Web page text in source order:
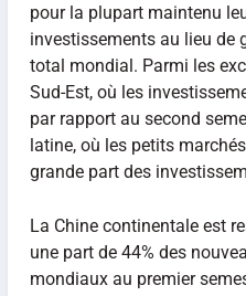
pour la plupart maintenu
investissements au lieu de
total mondial. Parmi les
Sud-Est, où les
par rapport au second
latine, où les petits
grande part des
La Chine continentale est
une part de 44% des
mondiaux au premier